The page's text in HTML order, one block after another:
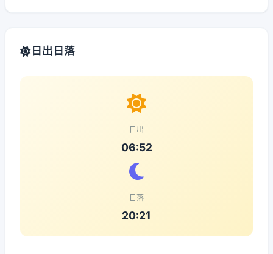
日出日落
日出
06:52
日落
20:21